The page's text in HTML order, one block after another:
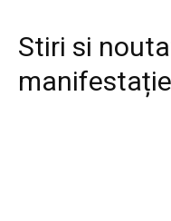
Stiri si
manifestație